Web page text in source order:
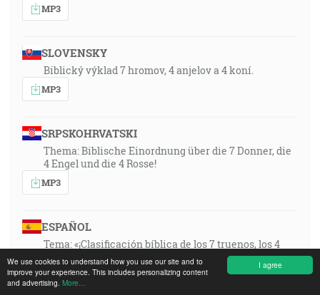
I agree
We use cookies to understand how you use our site and to
improve your experience. This includes personalizing content
and advertising. More...
MP3
SLOVENSKY
Biblický výklad 7 hromov, 4 anjelov a 4 koní.
MP3
SRPSKOHRVATSKI
Thema: Biblische Einordnung über die 7 Donner, die
4 Engel und die 4 Rosse!
MP3
ESPAÑOL
Tema: «¡Clasificación bíblica de los 7 truenos, los 4
ángeles y los 4 caballos!»
MP3